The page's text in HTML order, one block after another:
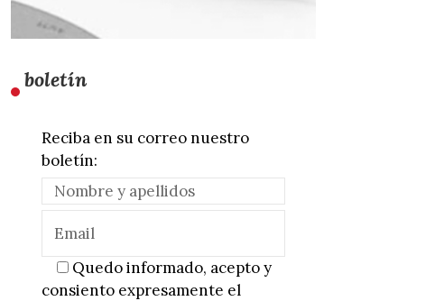
boletín
Reciba en su correo nuestro
boletín:
Quedo informado, acepto y
consiento expresamente el